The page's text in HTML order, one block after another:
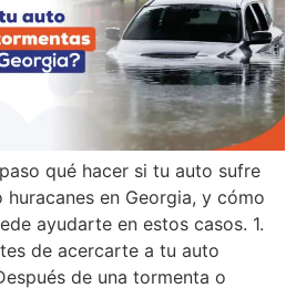
qué hacer si tu auto sufre
en Georgia, y cómo
ayudarte en estos casos. 1.
de acercarte a tu auto
de una tormenta o